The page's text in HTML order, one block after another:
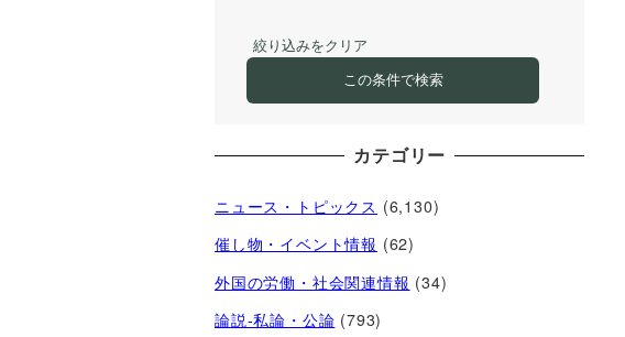
絞り込みをクリア
この条件で検索
カテゴリー
ニュース・トピックス (6,130)
催し物・イベント情報 (62)
外国の労働・社会関連情報 (34)
論説-私論・公論 (793)